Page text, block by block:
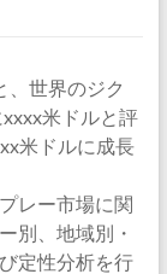
、世界のジク
米ドルと評
米ドルに成長
レー市場に関
別、地域別・
定性分析を行